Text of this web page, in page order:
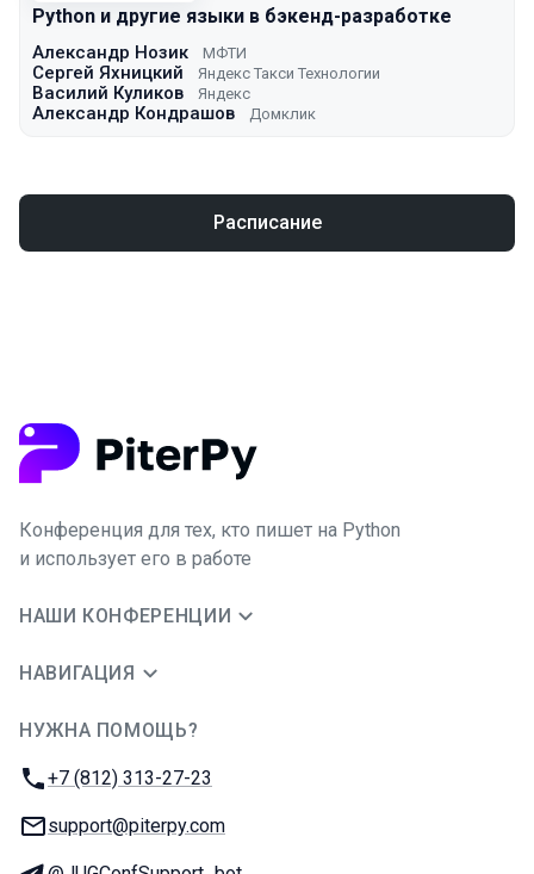
Python и другие языки в бэкенд-разработке
Александр Нозик МФТИ
Сергей Яхницкий Яндекс Такси Технологии
Василий Куликов Яндекс
Александр Кондрашов Домклик
Расписание
Конференция для тех, кто пишет на Python
и использует его в работе
НАШИ КОНФЕРЕНЦИИ
НАВИГАЦИЯ
НУЖНА ПОМОЩЬ?
Телефон:
+7 (812) 313-27-23
E-mail:
support@piterpy.com